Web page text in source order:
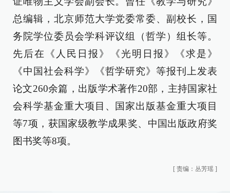
总编辑，北京师范大学党委常委、副校长，国
务院学位委员会学科评议组（哲学）组长等。
先后在《人民日报》《光明日报》《求是》
《中国社会科学》《哲学研究》等报刊上发表
论文260余篇，出版学术著作20部，主持国家社
会科学基金重大项目、国家出版基金重大项目
等7项，获国家级教学成果奖、中国出版政府奖
图书奖等8项。
[ 责编：丛芳瑶 ]